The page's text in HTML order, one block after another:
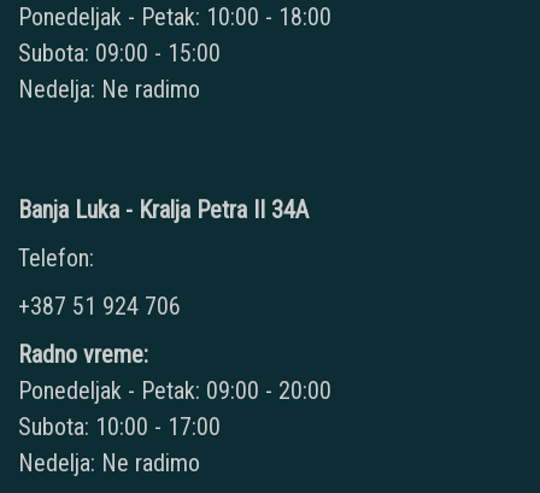
Ponedeljak - Petak: 10:00 - 18:00
Subota: 09:00 - 15:00
Nedelja: Ne radimo
Banja Luka - Kralja Petra II 34A
Telefon:
+387 51 924 706
Radno vreme:
Ponedeljak - Petak: 09:00 - 20:00
Subota: 10:00 - 17:00
Nedelja: Ne radimo